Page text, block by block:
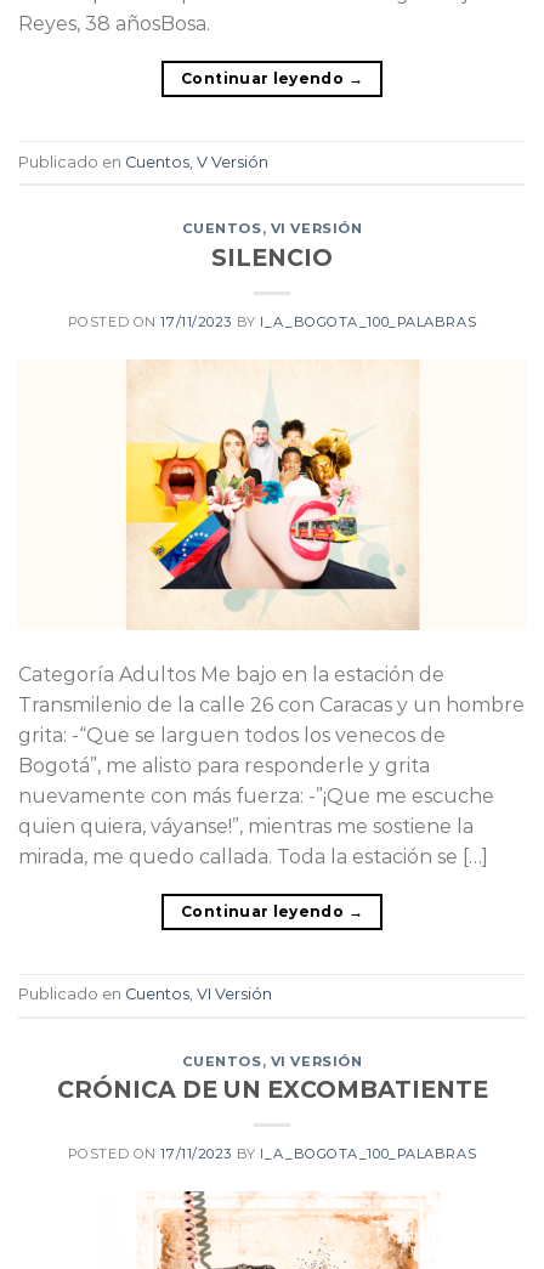
Reyes, 38 añosBosa.
Continuar leyendo →
Publicado en Cuentos V Versión
CUENTOS, VI VERSIÓN
SILENCIO
POSTED ON17/11/2023 BY I_A_BOGOTA_100_PALABRAS
Categoría Adultos Me bajo en la estación de
Transmilenio de la calle 26 con Caracas y un hombre
grita: -“Que se larguen todos los venecos de
Bogotá”, me alisto para responderle y grita
nuevamente con más fuerza: -”¡Que me escuche
quien quiera, váyanse!”, mientras me sostiene la
mirada, me quedo callada. Toda la estación se […]
Continuar leyendo →
Publicado en Cuentos, VI Versión
CUENTOS, VI VERSIÓN
CRÓNICA DE UN EXCOMBATIENTE
POSTED ON17/11/2023 BY I_A_BOGOTA_100_PALABRAS